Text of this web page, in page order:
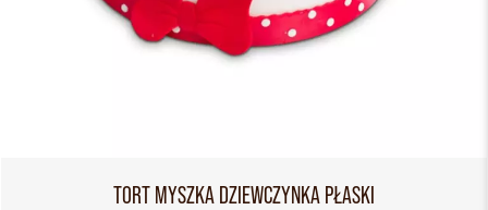
TORT MYSZKA DZIEWCZYNKA PŁASKI